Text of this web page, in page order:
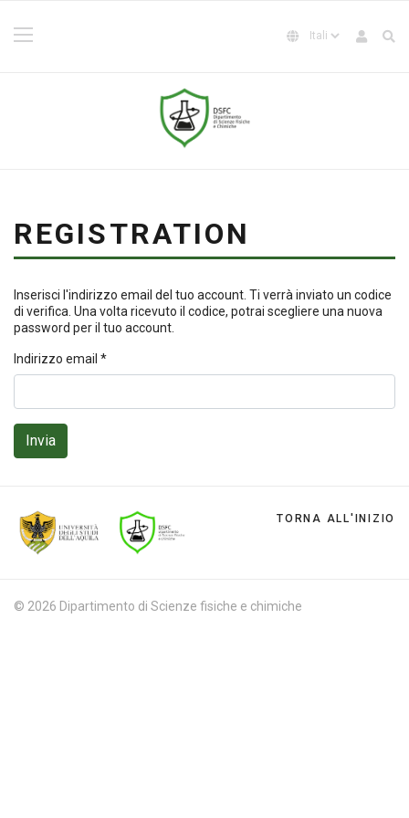
REGISTRATION
Inserisci l'indirizzo email del tuo account. Ti verrà inviato un codice
di verifica. Una volta ricevuto il codice, potrai scegliere una nuova
password per il tuo account.
Indirizzo email *
Invia
TORNA ALL'INIZIO
© 2026 Dipartimento di Scienze fisiche e chimiche